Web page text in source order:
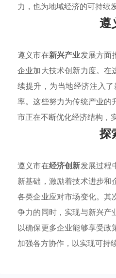
力，也为地域经济的可持续
遵
遵义市在新兴产业发展方面
企业加大技术创新力度。在
续提升，为当地经济注入
率。这些努力为传统产业的
市正在不断优化经济结构，
探
遵义市在经济创新发展过程
新基础，激励着技术进步
各类企业应对市场变化。其
争力的同时，实现与新兴产
以确保更多企业能够享受
加强各方协作，以实现可持